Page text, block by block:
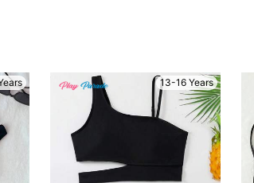
13-16 Years